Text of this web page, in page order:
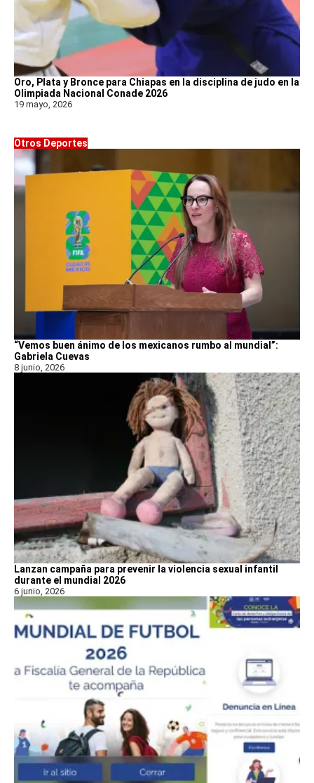
Oro, Plata y Bronce para Chiapas en la disciplina de judo en la
Olimpiada Nacional Conade 2026
19 mayo, 2026
Otros Deportes
“Vemos buen ánimo de los mexicanos rumbo al mundial”:
Gabriela Cuevas
8 junio, 2026
Lanzan campaña para prevenir la violencia sexual infantil
durante el mundial 2026
6 junio, 2026